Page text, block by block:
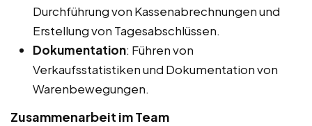
Durchführung von Kassenabrechnungen und
Erstellung von Tagesabschlüssen.
Dokumentation: Führen von
Verkaufsstatistiken und Dokumentation von
Warenbewegungen.
Zusammenarbeit im Team